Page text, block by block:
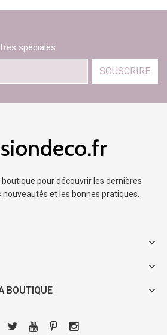
spéciales
SOUSCRIRE
pour découvrir les dernières
nouveautés et les bonnes pratiques.
BOUTIQUE